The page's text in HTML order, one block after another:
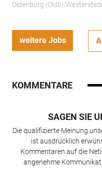
Oldenburg
weitere Jobs
KOMMENTARE
SAGEN SIE
Die qualifizierte Meinung
ist ausdrücklich
Kommentaren auf die
angenehme